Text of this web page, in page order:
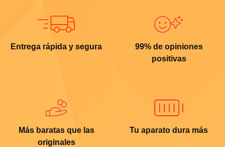
Entrega rápida y segura
99% de opiniones
positivas
Más baratas que las
originales
Tu aparato dura más